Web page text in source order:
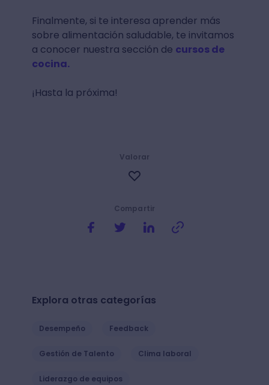
Finalmente, si te interesa aprender más
sobre alimentación saludable, te invitamos
a conocer nuestra sección de cursos de
cocina.
¡Hasta la próxima!
Compartir
Valorar
Explora otras categorías
Desempeño Feedback
Gestión de Talento Clima laboral
Liderazgo de equipos